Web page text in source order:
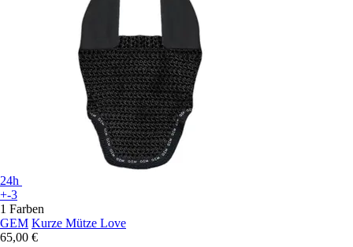
24h
+-3
1 Farben
GEM Kurze Mütze Love
65,00 €